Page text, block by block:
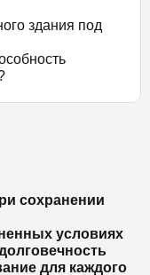
здания под
сохранении
условиях
для каждого